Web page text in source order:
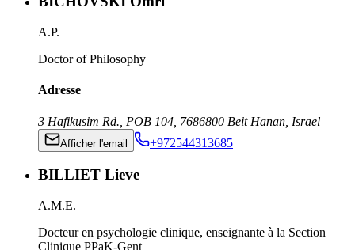
A.P.
Doctor of Philosophy
Adresse
3 Hafikusim Rd., POB 104 7686800 Beit Hanan Israel
Afficher l'email +972544313685
BILLIET Lieve
A.M.E.
Docteur en psychologie clinique, enseignante à la Section
Clinique PPaK-Gent